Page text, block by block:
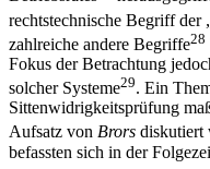
rechtstechnische Begriff der
zahlreiche andere Begriffe28
Fokus der Betrachtung
solcher Systeme29. Ein
Sittenwidrigkeitsprüfung
Aufsatz von Brors diskutiert
befassten sich in der